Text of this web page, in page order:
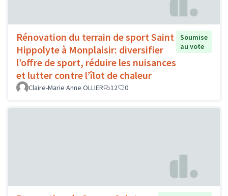
Rénovation du terrain de sport Saint
Hippolyte à Monplaisir: diversifier
l’offre de sport, réduire les nuisances
et lutter contre l’îlot de chaleur
Soumise
au vote
Claire-Marie Anne OLLIER 12 0